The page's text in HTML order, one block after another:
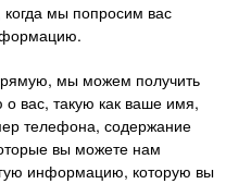
мы попросим вас
мы можем получить
вас, такую ​​как ваше имя,
телефона, содержание
вы можете нам
информацию, которую вы